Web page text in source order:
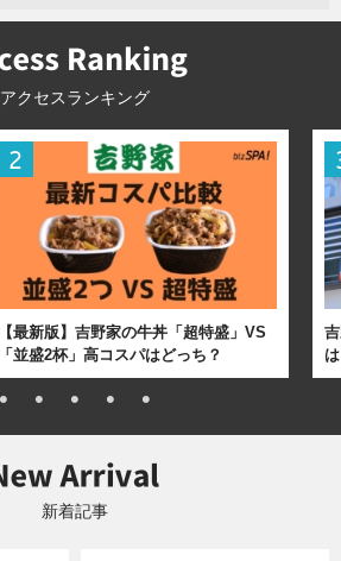
アクセスランキング
【最新版】吉野家の牛丼「超特盛」VS
「並盛2杯」高コスパはどっち？
新着記事